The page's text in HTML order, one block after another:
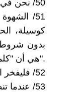
50/ نحن في زمن لا يحب فيه أحد أحد، الكل يجري وراء شيئين المال والمصلحة!
51/
كوسيلة،
هي أن "كلما أعطيت أكثر كلما حصلت على المزيد".
52/ فليفخر الآخرون بالصّفحات التي كتبوا، أما أنا فأفخر بتلك التي لم أقرئها بعد!
53/ عندما تنظر بقلبك لا يصبح لعيناك معنى!